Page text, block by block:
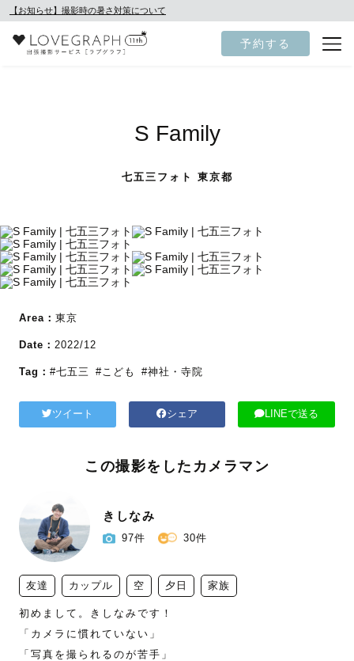
【お知らせ】撮影時の暑さ対策について
予約する
S Family
七五三フォト 東京都
Area： 東京
Date： 2022/12
Tag： #七五三 #こども #神社・寺院
ツイート シェア LINEで送る
この撮影をしたカメラマン
きしなみ
97件 30件
友達 カップル 空 夕日 家族
初めまして。きしなみです！
「カメラに慣れていない」
「写真を撮られるのが苦手」